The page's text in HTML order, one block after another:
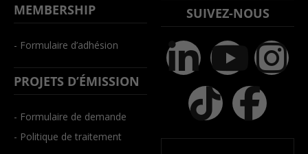
MEMBERSHIP
- Formulaire d’adhésion
PROJETS D’ÉMISSION
- Formulaire de demande
- Politique de traitement
SUIVEZ-NOUS